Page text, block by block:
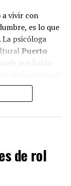
a vivir con
es lo que
La psicóloga
Puerto
nos habla
en un mundo
pero todas
de rol